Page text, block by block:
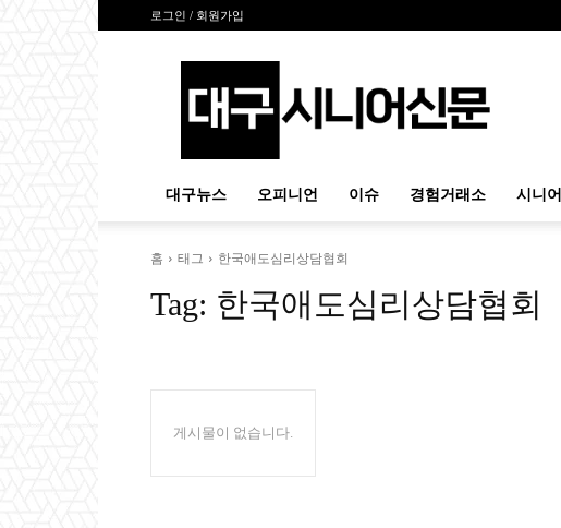
로그인 / 회원가입
시
대구뉴스 오피니언 이슈 경험거래소 시니
홈 태그 한국애도심리상담협회
Tag: 한국애도심리상담협회
게시물이 없습니다.